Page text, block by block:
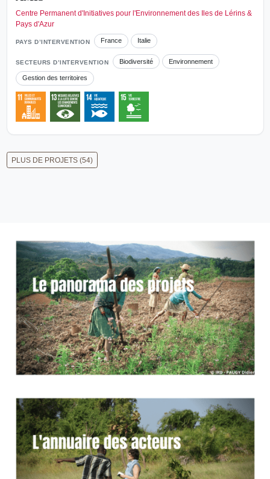
Centre Permanent d'Initiatives pour l'Environnement des Iles de Lérins &
Pays d'Azur
PAYS D’INTERVENTION France Italie
SECTEURS D’INTERVENTION Biodiversité Environnement
Gestion des territoires
PLUS DE PROJETS (54)